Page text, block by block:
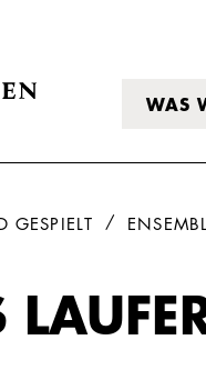
WAS
GESPIELT